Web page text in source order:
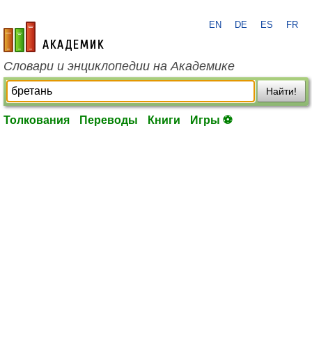
academic.ru
EN DE ES FR
Словари и энциклопедии на Академике
Найти!
Толкования Переводы Книги Игры ⚽